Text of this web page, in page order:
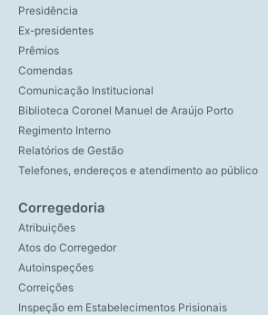
Presidência
Ex-presidentes
Prêmios
Comendas
Comunicação Institucional
Biblioteca Coronel Manuel de Araújo Porto
Regimento Interno
Relatórios de Gestão
Telefones, endereços e atendimento ao público
Corregedoria
Atribuições
Atos do Corregedor
Autoinspeções
Correições
Inspeção em Estabelecimentos Prisionais